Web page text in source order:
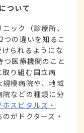
ついて
ック（診療所、
つの違いを知るこ
られるようにな
つ医療機関のこと
り組む国立病
模病院や、地域
などの種類に分
スピタルズ・
がドクターズ・